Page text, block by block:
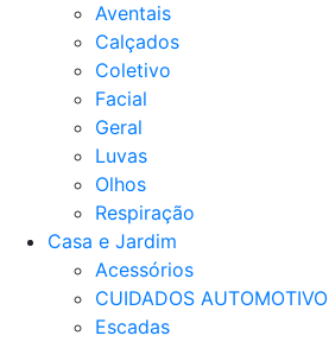
Aventais
Calçados
Coletivo
Facial
Geral
Luvas
Olhos
Respiração
Casa e Jardim
Acessórios
CUIDADOS AUTOMOTIVO
Escadas